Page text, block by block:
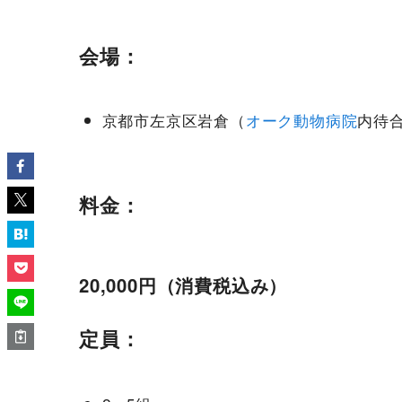
会場：
京都市左京区岩倉（オーク動物病院内待
料金：
20,000円（消費税込み）
定員：